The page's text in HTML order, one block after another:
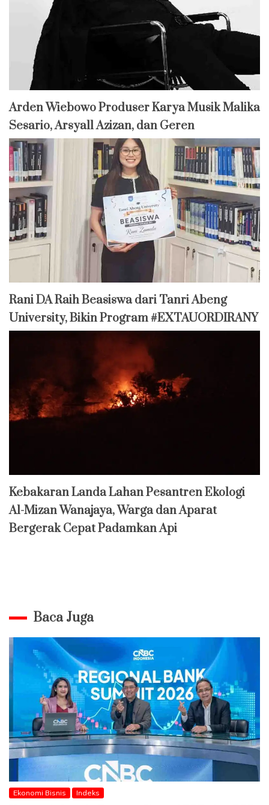
Arden Wiebowo Produser Karya Musik Malika
Sesario, Arsyall Azizan, dan Geren
Rani DA Raih Beasiswa dari Tanri Abeng
University, Bikin Program #EXTAUORDIRANY
Kebakaran Landa Lahan Pesantren Ekologi
Al-Mizan Wanajaya, Warga dan Aparat
Bergerak Cepat Padamkan Api
Baca Juga
Ekonomi Bisnis Indeks